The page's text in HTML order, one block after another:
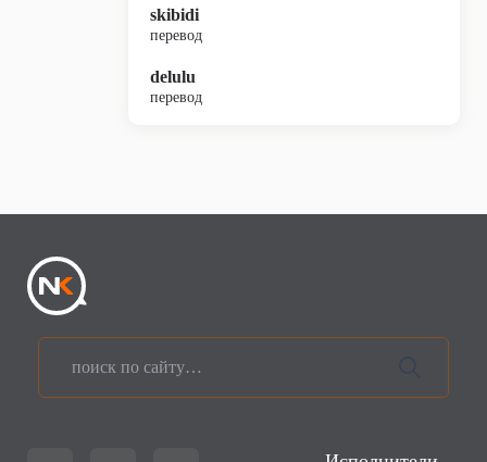
skibidi
перевод
delulu
перевод